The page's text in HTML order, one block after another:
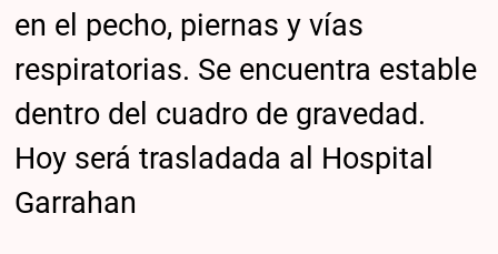
en el pecho, piernas y vías
respiratorias. Se encuentra estable
dentro del cuadro de gravedad.
Hoy será trasladada al Hospital
Garrahan